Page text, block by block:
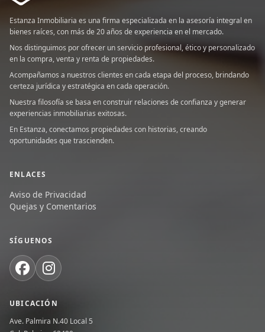
Estanza Inmobiliaria es una firma especializada en la asesoría integral en
bienes raíces, con más de 20 años de experiencia en el mercado.
Nos distinguimos por ofrecer un servicio profesional, ético y personalizado
en la compra, venta y renta de propiedades.
Acompañamos a nuestros clientes en cada etapa del proceso, brindando
certeza jurídica y estratégica en cada operación.
Nuestra filosofía se basa en construir relaciones de confianza y generar
experiencias inmobiliarias exitosas.
En Estanza, conectamos propiedades con historias, creando
oportunidades que trascienden.
ENLACES
Aviso de Privacidad
Quejas y Comentarios
SÍGUENOS
UBICACIÓN
Ave. Palmira N.40 Local 5